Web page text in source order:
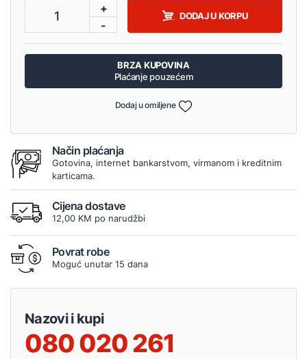
1
+
-
DODAJ U KORPU
BRZA KUPOVINA
Plaćanje pouzećem
Dodaj u omiljene
Način plaćanja
Gotovina, internet bankarstvom, virmanom i kreditnim
karticama.
Cijena dostave
12,00 KM po narudžbi
Povrat robe
Moguć unutar 15 dana
Nazovi i kupi
080 020 261